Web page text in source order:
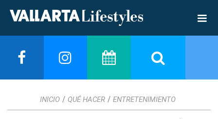
INICIO / QUÉ HACER / ENTRETENIMIENTO